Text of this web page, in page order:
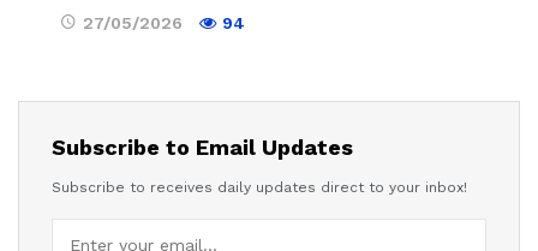
27/05/2026 94
Subscribe to Email Updates
Subscribe to receives daily updates direct to your inbox!